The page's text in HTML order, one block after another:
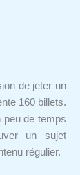
de jeter un
160 billets.
peu de temps
un sujet
régulier.